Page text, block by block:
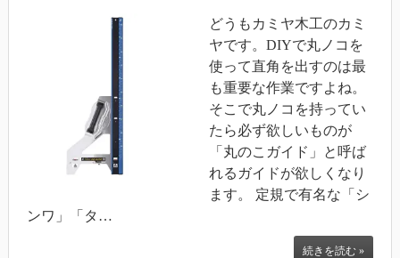
どうもカミヤ木工のカミ
ヤです。DIYで丸ノコを
使って直角を出すのは最
も重要な作業ですよね。
そこで丸ノコを持ってい
たら必ず欲しいものが
「丸のこガイド」と呼ば
れるガイドが欲しくなり
ます。 定規で有名な「シ
ンワ」「タ…
続きを読む »